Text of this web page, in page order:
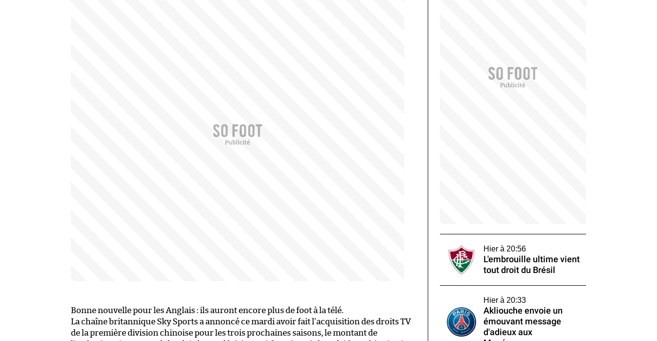
Bonne nouvelle pour les Anglais : ils auront encore plus de foot à la télé.
La chaîne britannique Sky Sports a annoncé ce mardi avoir fait l’acquisition des droits TV
de la première division chinoise pour les trois prochaines saisons, le montant de
Hier à 20:56
L'embrouille ultime vient
tout droit du Brésil
Hier à 20:33
Akliouche envoie un
émouvant message
d'adieux aux